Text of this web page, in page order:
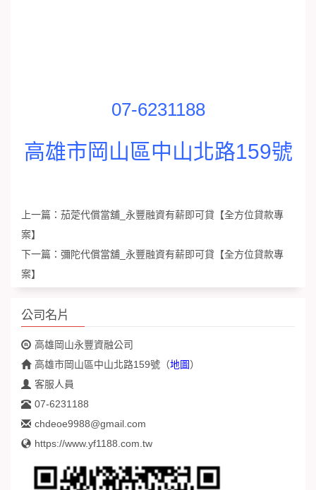
07-6231188
高雄市岡山區中山北路159號
上一篇： 茄萣代償當舖_永豐融資有薪即可貸【全方位貸款專
案】
下一篇： 彌陀代償當舖_永豐融資有薪即可貸【全方位貸款專
案】
公司名片
高雄岡山永豐資融公司
高雄市岡山區中山北路159號 （地圖）
客服人員
07-6231188
chdeoe9988@gmail.com
https://www.yf1188.com.tw